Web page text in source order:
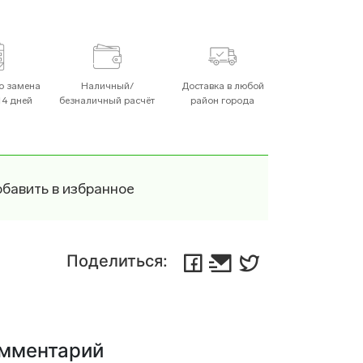
Посудомоечные Машины
Пылесосы
замена
дней
Наличный/
безналичный расчёт
Доставка в любой
район города
в избранное
Поделиться: